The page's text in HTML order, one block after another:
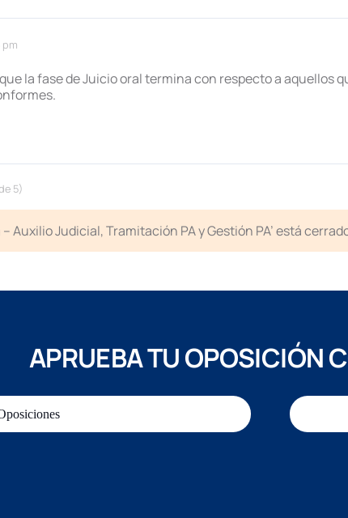
pm
la fase de Juicio oral termina con respecto a
5)
Auxilio Judicial, Tramitación PA y Gestión PA’ está
APRUEBA TU OPOSICIÓN